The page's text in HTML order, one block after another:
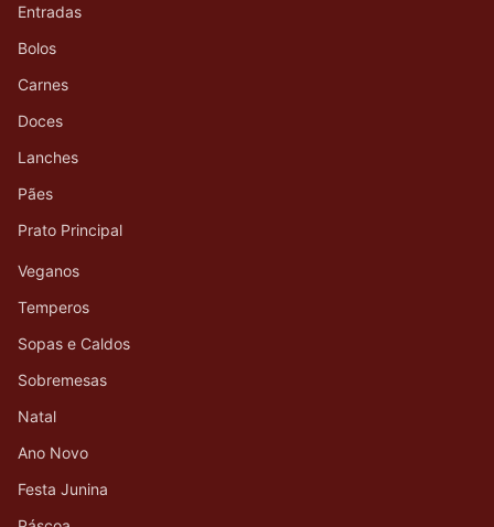
Entradas
Bolos
Carnes
Doces
Lanches
Pães
Prato Principal
Veganos
Temperos
Sopas e Caldos
Sobremesas
Natal
Ano Novo
Festa Junina